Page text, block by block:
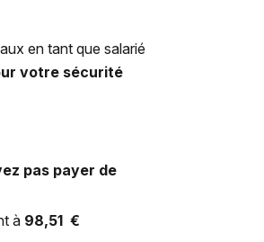
en tant que salarié
votre sécurité
pas payer de
à 98,51 €